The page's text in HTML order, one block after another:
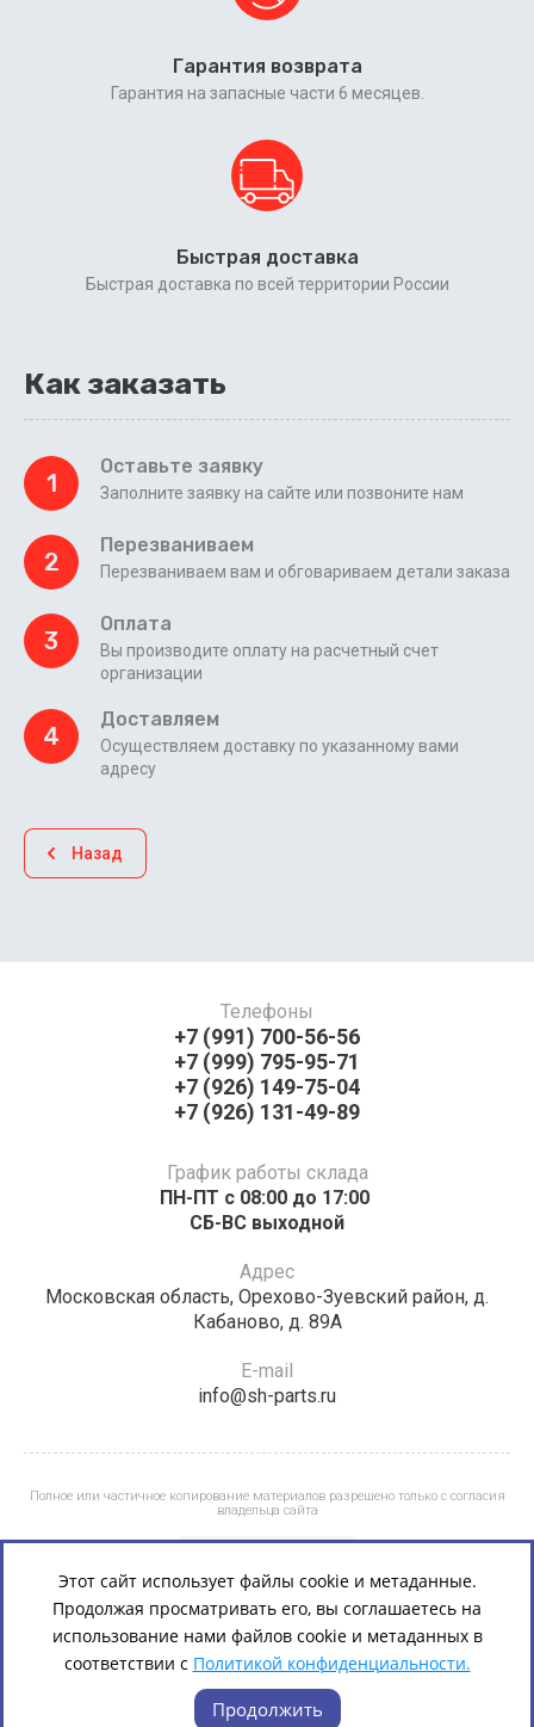
Гарантия возврата
Гарантия на запасные части 6 месяцев.
Быстрая доставка
Быстрая доставка по всей территории России
Как заказать
1
Оставьте заявку
Заполните заявку на сайте или позвоните нам
2
Перезваниваем
Перезваниваем вам и обговариваем детали заказа
3
Оплата
Вы производите оплату на расчетный счет
организации
4
Доставляем
Осуществляем доставку по указанному вами
адресу
Назад
Телефоны
+7 (991) 700-56-56
+7 (999) 795-95-71
+7 (926) 149-75-04
+7 (926) 131-49-89
График работы склада
ПН-ПТ с 08:00 до 17:00 ​​​​​​
СБ-ВС выходной
Адрес
Московская область, Орехово-Зуевский район, д.
Кабаново, д. 89А
E-mail
info@sh-parts.ru
Полное или частичное копирование материалов разрешено только с согласия
владельца сайта
Этот сайт использует файлы cookie и метаданные.
Продолжая просматривать его, вы соглашаетесь на
использование нами файлов cookie и метаданных в
соответствии с Политикой конфиденциальности.
Продолжить